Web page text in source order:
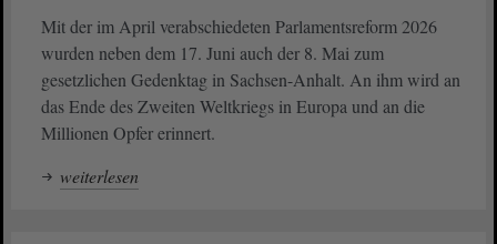
Mit der im April verabschiedeten Parlamentsreform 2026
wurden neben dem 17. Juni auch der 8. Mai zum
gesetzlichen Gedenktag in Sachsen-Anhalt. An ihm wird an
das Ende des Zweiten Weltkriegs in Europa und an die
Millionen Opfer erinnert.
weiterlesen